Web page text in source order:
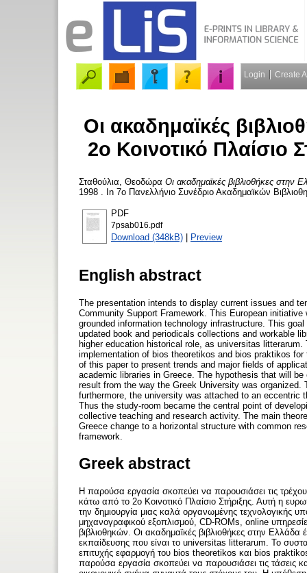
Login Create
Οι ακαδημαϊκές
2ο Κοινοτικό Πλαίσιο
Σταθούλια, Θεοδώρα Οι ακαδημαϊκές βιβλιοθήκες στην
1998 . In 7ο Πανελλήνιο Συνέδριο Ακαδημαϊκών
PDF
7psab016.pdf
Download (348kB) | Preview
English abstract
The presentation intends to display current issues and
Community Support Framework. This European
grounded information technology infrastructure. This
updated book and periodicals collections and workable
higher education historical role, as universitas
implementation of bios theoretikos and bios praktikos
of this paper to present trends and major fields of
academic libraries in Greece. The hypothesis that will
result from the way the Greek University was
furthermore, the university was attached to an eccentric
Thus the study-room became the central point of
collective teaching and research activity. The main
Greece change to a horizontal structure with common
framework.
Greek abstract
Η παρούσα εργασία σκοπεύει να παρουσιάσει τις
κάτω από το 2ο Κοινοτικό Πλαίσιο Στήριξης. Αυτή η
την δημιουργία μιας καλά οργανωμένης τεχνολογικής
μηχανογραφικού εξοπλισμού, CD-ROMs, online
βιβλιοθηκών. Οι ακαδημαϊκές βιβλιοθήκες στην
εκπαίδευσης που είναι το universitas litterarum. To
επιτυχής εφαρμογή του bios theoretikos και bios
παρούσα εργασία σκοπεύει να παρουσιάσει τις τάσεις